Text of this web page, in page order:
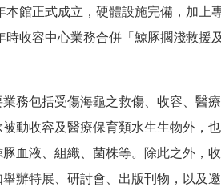
本館正式成立，硬體設施完備，加上
時收容中心業務合併「鯨豚擱淺救援
包括受傷海龜之救傷、收容、醫療
動收容及醫療保育類水生生物外，
血液、組織、菌株等。除此之外，
辦特展、研討會、出版刊物，以及